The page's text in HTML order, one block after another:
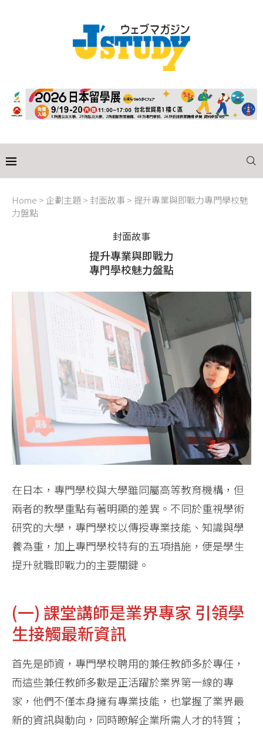
Home > 企劃主題> 封面故事> 提升專業與即戰力專門學校魅
力盤點
封面故事
提升專業與即戰力
專門學校魅力盤點
在日本，專門學校與大學雖同屬高等教育機構，但
兩者的教學重點有著明顯的差異。不同於重視學術
研究的大學，專門學校以傳授專業技能、知識與學
養為重，加上專門學校特有的五項措施，便是學生
提升就職即戰力的主要關鍵。
(一) 課堂講師是業界專家 引領學
生接觸最新資訊
首先是師資，專門學校聘用的兼任教師多於專任，
而這些兼任教師多數是正活躍於業界第一線的專
家，他們不僅本身擁有專業技能，也掌握了業界最
新的資訊與動向，同時瞭解企業所需人才的特質；